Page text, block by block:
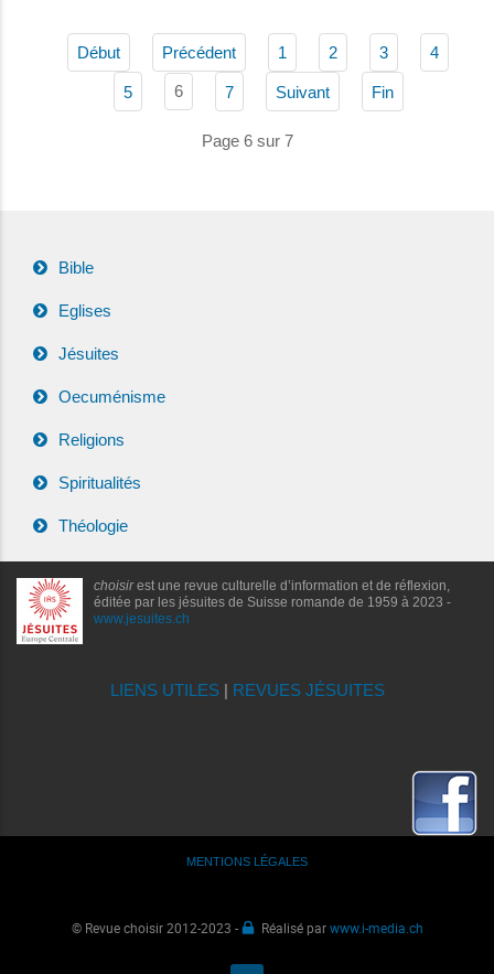
Début Précédent 1 2 3 4
5 6 7 Suivant Fin
Page 6 sur 7
Bible
Eglises
Jésuites
Oecuménisme
Religions
Spiritualités
Théologie
choisirest une revue culturelle d’information et de réflexion,
éditée par les jésuites de Suisse romande de 1959 à 2023 -
www.jesuites.ch
LIENS UTILES| REVUES JÉSUITES
MENTIONS LÉGALES
© Revue choisir 2012-2023 - Réalisé parwww.i-media.ch